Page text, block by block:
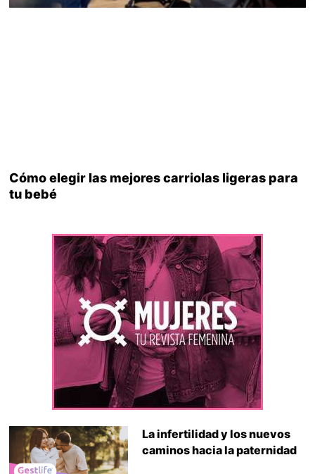
Cómo elegir las mejores carriolas ligeras para
tu bebé
La infertilidad y los nuevos
caminos hacia la paternidad